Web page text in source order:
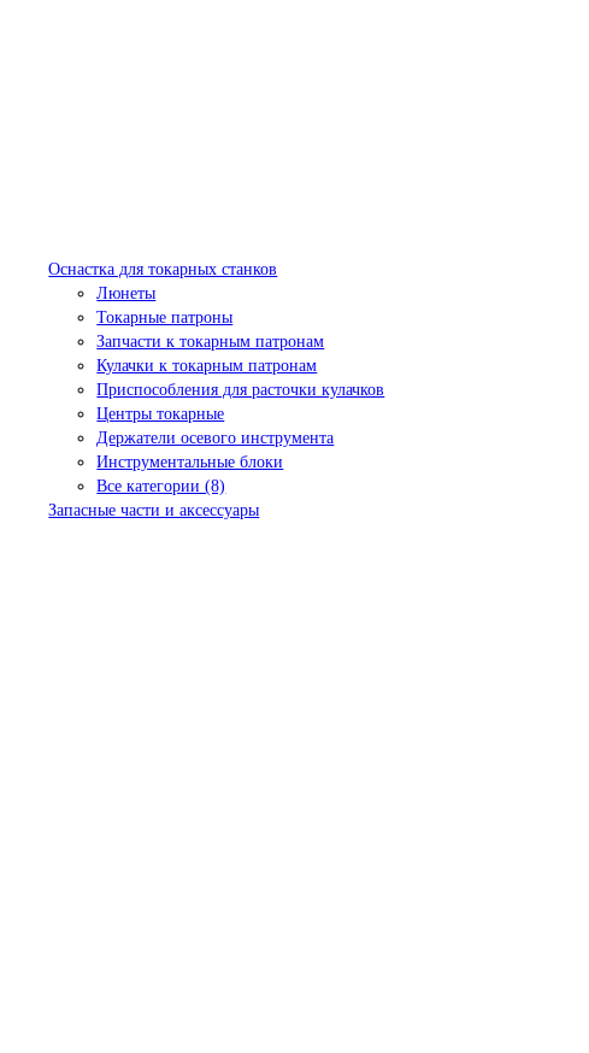
Оснастка для токарных станков
Люнеты
Токарные патроны
Запчасти к токарным патронам
Кулачки к токарным патронам
Приспособления для расточки кулачков
Центры токарные
Держатели осевого инструмента
Инструментальные блоки
Все категории (8)
Запасные части и аксессуары